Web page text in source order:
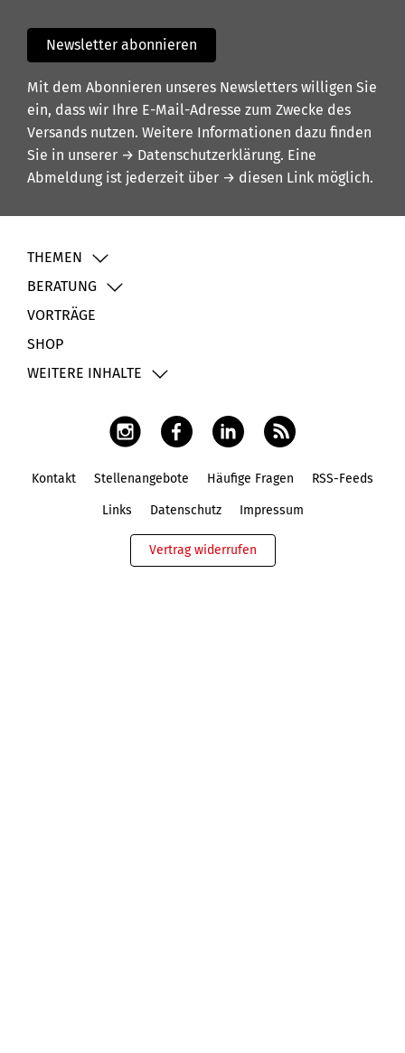
Newsletter abonnieren
Mit dem Abonnieren unseres Newsletters willigen Sie
ein, dass wir Ihre E-Mail-Adresse zum Zwecke des
Versands nutzen. Weitere Informationen dazu finden
Sie in unserer → Datenschutzerklärung. Eine
Abmeldung ist jederzeit über → diesen Link möglich.
THEMEN
BERATUNG
VORTRÄGE
SHOP
WEITERE INHALTE
Kontakt Stellenangebote Häufige Fragen RSS-Feeds
Links Datenschutz Impressum
Vertrag widerrufen